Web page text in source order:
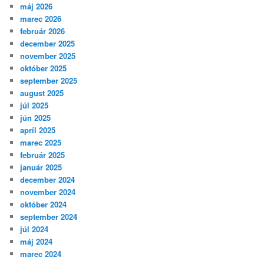
máj 2026
marec 2026
február 2026
december 2025
november 2025
október 2025
september 2025
august 2025
júl 2025
jún 2025
apríl 2025
marec 2025
február 2025
január 2025
december 2024
november 2024
október 2024
september 2024
júl 2024
máj 2024
marec 2024